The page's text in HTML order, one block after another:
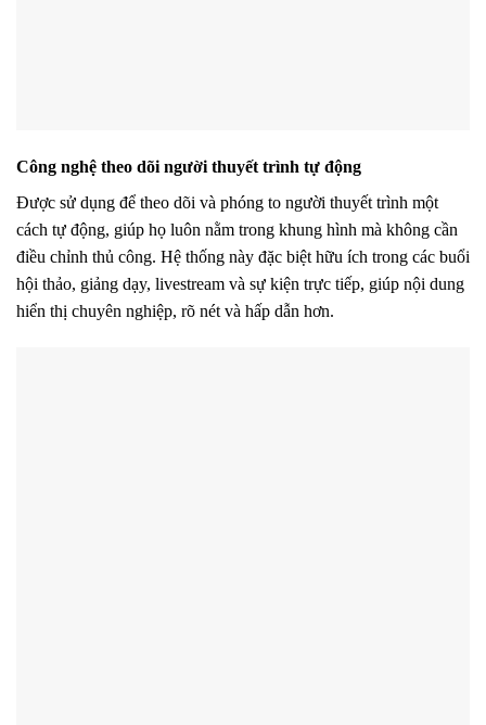
Công nghệ theo dõi người thuyết trình tự động
Được sử dụng để theo dõi và phóng to người thuyết trình một
cách tự động, giúp họ luôn nằm trong khung hình mà không cần
điều chỉnh thủ công. Hệ thống này đặc biệt hữu ích trong các buổi
hội thảo, giảng dạy, livestream và sự kiện trực tiếp, giúp nội dung
hiển thị chuyên nghiệp, rõ nét và hấp dẫn hơn.